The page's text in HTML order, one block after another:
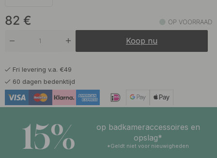
82 € OP VOORRAAD
Koop nu
Fri levering v.a. €49
60 dagen bedenktijd
15%
op badkameraccessoires en
opslag*
*Geldt niet voor nieuwigheden